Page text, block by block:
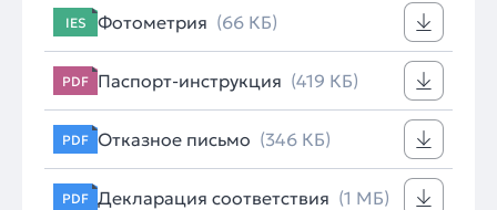
IES Фотометрия (66 КБ)
PDF Паспорт-инструкция (419 КБ)
PDF Отказное письмо (346 КБ)
PDF Декларация соответствия (1 МБ)